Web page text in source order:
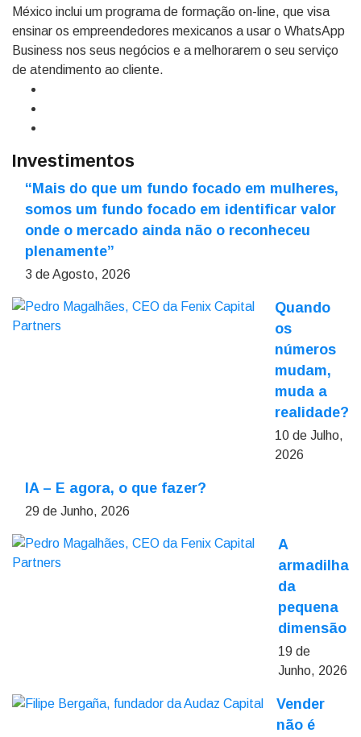
México inclui um programa de formação on-line, que visa
ensinar os empreendedores mexicanos a usar o WhatsApp
Business nos seus negócios e a melhorarem o seu serviço
de atendimento ao cliente.
Investimentos
“Mais do que um fundo focado em mulheres,
somos um fundo focado em identificar valor
onde o mercado ainda não o reconheceu
plenamente”
3 de Agosto, 2026
Quando
os
números
mudam,
muda a
realidade?
10 de Julho,
2026
IA – E agora, o que fazer?
29 de Junho, 2026
A
armadilha
da
pequena
dimensão
19 de
Junho, 2026
Vender
não é